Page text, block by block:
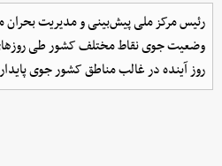
رئیس مرکز ملی پیش‌بینی و مدیریت
وضعیت جوی نقاط مختلف کشور طی روزهای
روز آینده در غالب مناطق کشور جوی